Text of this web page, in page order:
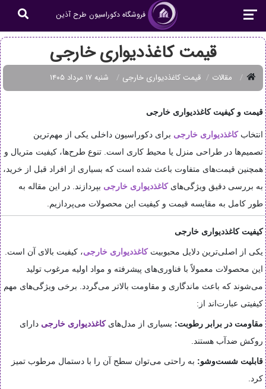
فروشگاه دکوراسیون طرح آذین
قیمت کاغذدیواری خارجی
مقالات قیمت کاغذدیواری خارجی شنبه ۱۷ مرداد ۱۴۰۵
قیمت و کیفیت کاغذدیواری خارجی
انتخابکاغذدیواری خارجی برای دکوراسیون داخلی یکی از مهم‌ترین
تصمیم‌ها در طراحی منزل یا محیط کاری است. تنوع طرح‌ها، کیفیت متریال و
همچنین قیمت‌های متفاوت باعث شده است که بسیاری از افراد قبل از خرید،
به بررسی دقیق ویژگی‌هایکاغذدیواری خارجی بپردازند. در این مقاله به
طور کامل به مقایسه قیمت و کیفیت این محصولات می‌پردازیم.
کیفیت کاغذدیواری خارجی
یکی از اصلی‌ترین دلایل محبوبیتکاغذدیواری خارجی، کیفیت بالای آن است.
این محصولات معمولاً با فناوری‌های پیشرفته و مواد اولیه مرغوب تولید
می‌شوند که باعث ماندگاری و مقاومت بالاتر می‌گردد. برخی ویژگی‌های مهم
کیفیتی عبارت‌اند از:
مقاومت در برابر رطوبت: بسیاری از مدل‌هایکاغذدیواری خارجی دارای
روکش ضدآب هستند.
قابلیت شست‌وشو: به راحتی می‌توان سطح آن را با دستمال مرطوب تمیز
کرد.